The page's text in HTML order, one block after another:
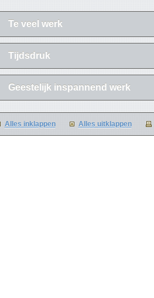
Te veel werk
Tijdsdruk
Geestelijk inspannend werk
Alles inklappen Alles uitklappen